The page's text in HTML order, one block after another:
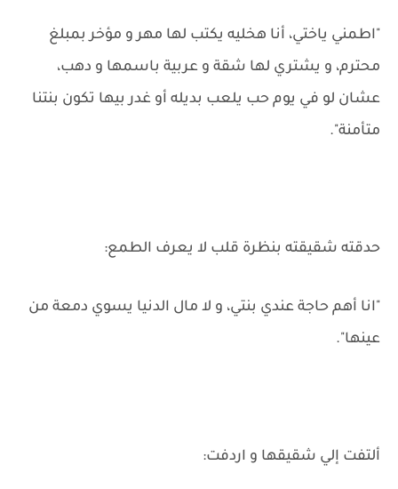
"اطمني ياختي، أنا هخليه يكتب لها مهر و مؤخر بمبلغ
محترم، و يشتري لها شقة و عربية باسمها و دهب،
عشان لو في يوم حب يلعب بديله أو غدر بيها تكون بنتنا
متأمنة".
حدقته شقيقته بنظرة قلب لا يعرف الطمع:
"انا أهم حاجة عندي بنتي، و لا مال الدنيا يسوي دمعة من
عينها".
ألتفت إلي شقيقها و اردفت: